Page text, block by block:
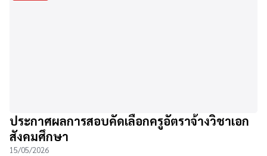
ประกาศผลการสอบคัดเลือกครูอัตราจ้างวิชาเอก
สังคมศึกษา
15/05/2026